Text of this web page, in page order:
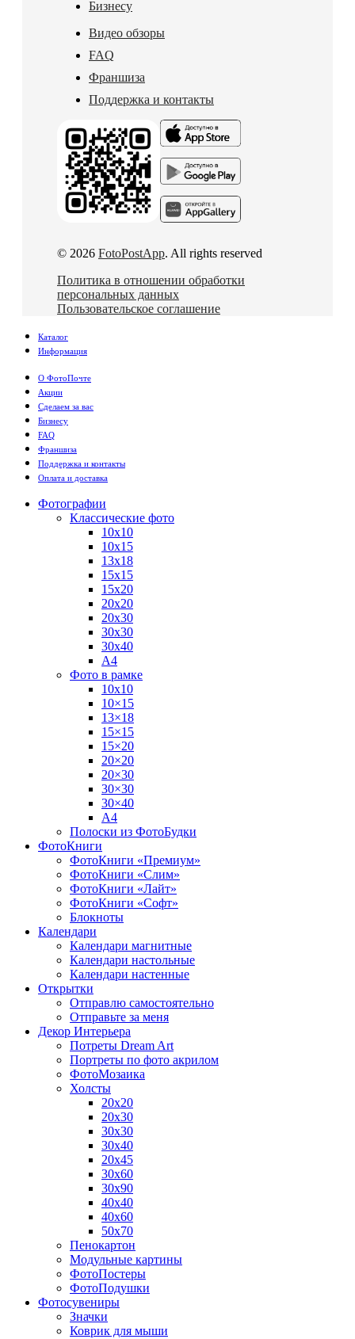
Бизнесу
Видео обзоры
FAQ
Франшиза
Поддержка и контакты
© 2026 FotoPostApp. All rights reserved
Политика в отношении обработки
персональных данных
Пользовательское соглашение
Каталог
Информация
О ФотоПочте
Акции
Сделаем за вас
Бизнесу
FAQ
Франшиза
Поддержка и контакты
Оплата и доставка
Фотографии
Классические фото
10х10
10х15
13х18
15х15
15х20
20х20
20х30
30х30
30х40
А4
Фото в рамке
10х10
10×15
13×18
15×15
15×20
20×20
20×30
30×30
30×40
A4
Полоски из ФотоБудки
ФотоКниги
ФотоКниги «Премиум»
ФотоКниги «Слим»
ФотоКниги «Лайт»
ФотоКниги «Софт»
Блокноты
Календари
Календари магнитные
Календари настольные
Календари настенные
Открытки
Отправлю самостоятельно
Отправьте за меня
Декор Интерьера
Потреты Dream Art
Портреты по фото акрилом
ФотоМозаика
Холсты
20х20
20х30
30х30
30х40
20х45
30х60
30х90
40х40
40х60
50х70
Пенокартон
Модульные картины
ФотоПостеры
ФотоПодушки
Фотоcувениры
Значки
Коврик для мыши